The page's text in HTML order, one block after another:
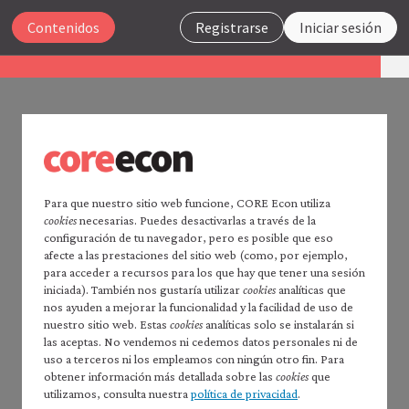
Registrarse Iniciar sesión
Contenidos
Para que nuestro sitio web funcione, CORE Econ utiliza
cookiesnecesarias. Puedes desactivarlas a través de la
configuración de tu navegador, pero es posible que eso
afecte a las prestaciones del sitio web (como, por ejemplo,
para acceder a recursos para los que hay que tener una sesión
iniciada). También nos gustaría utilizarcookiesanalíticas que
nos ayuden a mejorar la funcionalidad y la facilidad de uso de
nuestro sitio web. Estas cookiesanalíticas solo se instalarán si
las aceptas. No vendemos ni cedemos datos personales ni de
uso a terceros ni los empleamos con ningún otro fin. Para
obtener información más detallada sobre las cookiesque
utilizamos, consulta nuestra política de privacidad.
UNIDAD 2
La desigualdad de renta o de cualquier otro
indicador económico se puede representar
mediante una curva de Lorenz, la cual proporciona
información sobre toda la distribución en lugar de
resumirla en una estadística única, como ocurre
con el coeficiente de Gini que presentamos en el
volumen de microeconomía.
Cerrar
La economía 2.0
Página principal deLa economía
La economía2.0:
Microeconomía
Índice de contenidos —
*Macroeconomía*
Cómo citar *La economía* 2.0:
*macroeconomía*